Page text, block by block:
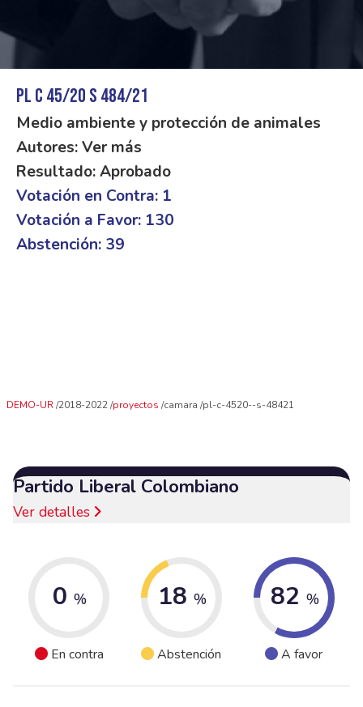
PL C 45/20 S 484/21
Medio ambiente y protección de animales
Autores: Ver más
Resultado: Aprobado
Votación en Contra: 1
Votación a Favor: 130
Abstención: 39
DEMO-UR 2018-2022 proyectos camara pl-c-4520--s-48421
Partido Liberal Colombiano
Ver detalles
0 %
En contra
18 %
Abstención
82 %
A favor